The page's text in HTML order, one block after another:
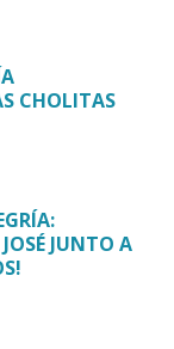
CHOLITAS
JUNTO A